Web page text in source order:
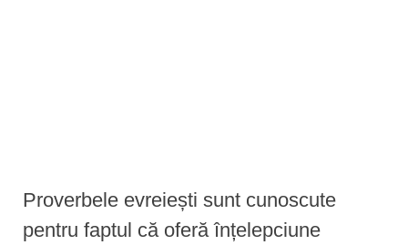
Proverbele evreiești sunt cunoscute
pentru faptul că oferă înțelepciune